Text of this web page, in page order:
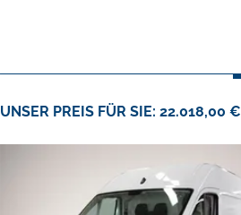
UNSER PREIS FÜR SIE: 22.018,00 €